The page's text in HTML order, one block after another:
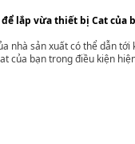
lắp vừa thiết bị Cat của
nhà sản xuất có thể dẫn
của bạn trong điều kiện